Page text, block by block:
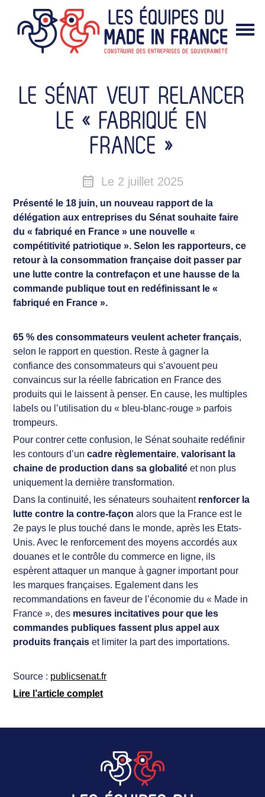
NOS ACTUALITÉS
PODCAST
LE SÉNAT VEUT RELANCER
LE « FABRIQUÉ EN
FRANCE »
calendar_month Le 2 juillet 2025
Présenté le 18 juin, un nouveau rapport de la
délégation aux entreprises du Sénat souhaite faire
du « fabriqué en France » une nouvelle «
compétitivité patriotique ». Selon les rapporteurs, ce
retour à la consommation française doit passer par
une lutte contre la contrefaçon et une hausse de la
commande publique tout en redéfinissant le «
fabriqué en France ».
65 % des consommateurs veulent acheter français,
selon le rapport en question. Reste à gagner la
confiance des consommateurs qui s’avouent peu
convaincus sur la réelle fabrication en France des
produits qui le laissent à penser. En cause, les multiples
labels ou l’utilisation du « bleu-blanc-rouge » parfois
trompeurs.
Pour contrer cette confusion, le Sénat souhaite redéfinir
les contours d’uncadre règlementaire,valorisant la
chaine de production dans sa globalité et non plus
uniquement la dernière transformation.
Dans la continuité, les sénateurs souhaitent renforcer la
lutte contre la contre-façon alors que la France est le
2e pays le plus touché dans le monde, après les Etats-
Unis. Avec le renforcement des moyens accordés aux
douanes et le contrôle du commerce en ligne, ils
espèrent attaquer un manque à gagner important pour
les marques françaises. Egalement dans les
recommandations en faveur de l’économie du « Made in
France », des mesures incitatives pour que les
commandes publiques fassent plus appel aux
produits français et limiter la part des importations.
Source : publicsenat.fr
Lire l’article complet